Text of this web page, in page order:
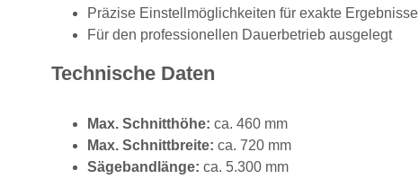
Präzise Einstellmöglichkeiten für exakte Ergebnisse
Für den professionellen Dauerbetrieb ausgelegt
Technische Daten
Max. Schnitthöhe: ca. 460 mm
Max. Schnittbreite: ca. 720 mm
Sägebandlänge: ca. 5.300 mm